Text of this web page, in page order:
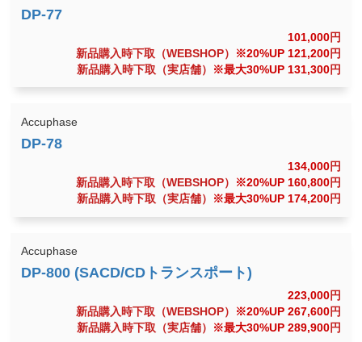
101,000円
新品購入時下取（WEBSHOP）
※20%UP 121,200円
新品購入時下取（実店舗）
※最大30%UP 131,300円
Accuphase
134,000円
新品購入時下取（WEBSHOP）
※20%UP 160,800円
新品購入時下取（実店舗）
※最大30%UP 174,200円
Accuphase
223,000円
新品購入時下取（WEBSHOP）
※20%UP 267,600円
新品購入時下取（実店舗）
※最大30%UP 289,900円